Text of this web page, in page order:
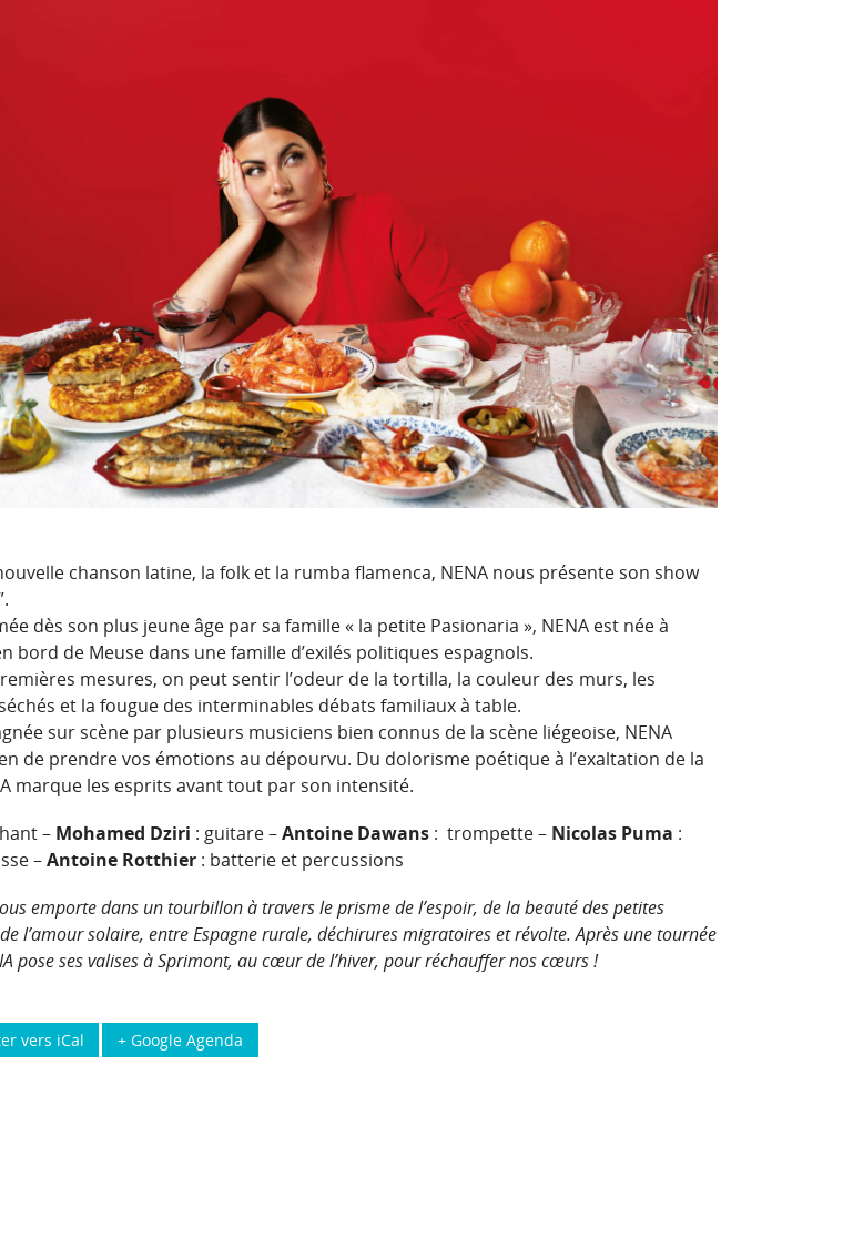
chanson latine, la folk et la rumba flamenca, NENA nous présente son show
dès son plus jeune âge par sa famille « la petite Pasionaria », NENA est née à
bord de Meuse dans une famille d’exilés politiques espagnols.
mesures, on peut sentir l’odeur de la tortilla, la couleur des murs, les
et la fougue des interminables débats familiaux à table.
sur scène par plusieurs musiciens bien connus de la scène liégeoise, NENA
de prendre vos émotions au dépourvu. Du dolorisme poétique à l’exaltation de la
marque les esprits avant tout par son intensité.
– Mohamed Dziri : guitare –Antoine Dawans : trompette – Nicolas Puma :
–Antoine Rotthier : batterie et percussions
emporte dans un tourbillon à travers le prisme de l’espoir, de la beauté des petites
l’amour solaire, entre Espagne rurale, déchirures migratoires et révolte. Après une tournée
pose ses valises à Sprimont, au cœur de l’hiver, pour réchauffer nos cœurs !
+ Google Agenda
vers iCal